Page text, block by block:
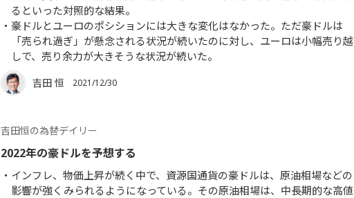
るといった対照的な結果。
豪ドルとユーロのポシションには大きな変化はなかった。ただ豪ドルは
「売られ過ぎ」が懸念される状況が続いたのに対し、ユーロは小幅売り越
しで、売り余力が大きそうな状況が続いた。
吉田 恒 2021/12/30
吉田恒の為替デイリー
2022年の豪ドルを予想する
インフレ、物価上昇が続く中で、資源国通貨の豪ドルは、原油相場などの
影響が強くみられるようになっている。その原油相場は、中長期的な高値